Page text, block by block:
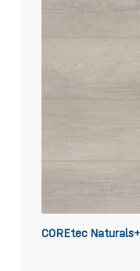
COREtec